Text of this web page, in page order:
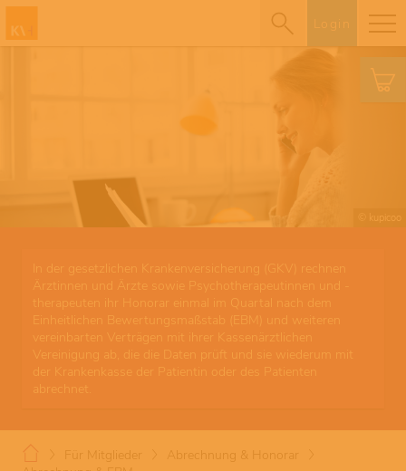
Login
© kupicoo
In der gesetzlichen Krankenversicherung (GKV) rechnen
Ärztinnen und Ärzte sowie Psychotherapeutinnen und -
therapeuten ihr Honorar einmal im Quartal nach dem
Einheitlichen Bewertungsmaßstab (EBM) und weiteren
vereinbarten Verträgen mit ihrer Kassenärztlichen
Vereinigung ab, die die Daten prüft und sie wiederum mit
der Krankenkasse der Patientin oder des Patienten
abrechnet.
Für Mitglieder
Abrechnung & Honorar